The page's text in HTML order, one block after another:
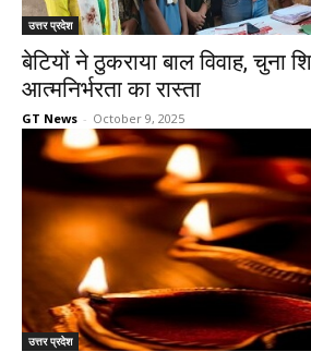
उत्तर प्रदेश
बेटियों ने ठुकराया बाल विवाह, चुना
आत्मनिर्भरता का रास्ता
GT News - October 9, 2025
उत्तर प्रदेश